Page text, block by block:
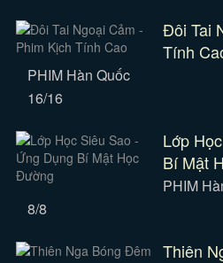
Đôi Tai
Tính
PHIM Hàn Quốc
16/16
Lớp
Bí Mật
PHIM
8/8
Thiên